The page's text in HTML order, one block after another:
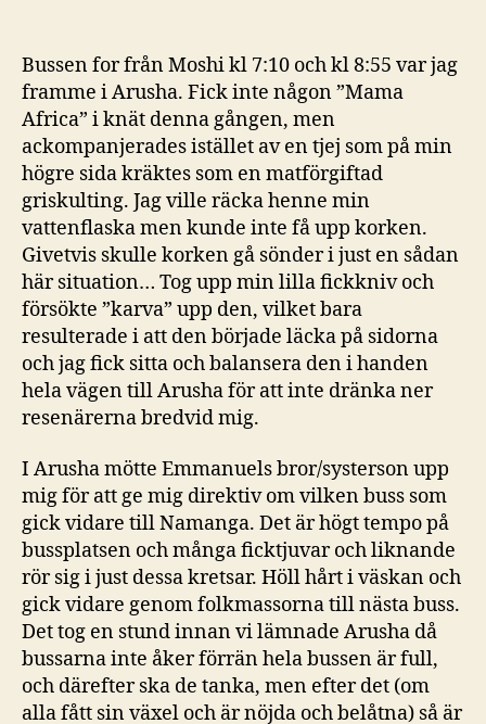
Bussen for från Moshi kl 7:10 och kl 8:55 var jag
framme i Arusha. Fick inte någon ”Mama
Africa” i knät denna gången, men
ackompanjerades istället av en tjej som på min
högre sida kräktes som en matförgiftad
griskulting. Jag ville räcka henne min
vattenflaska men kunde inte få upp korken.
Givetvis skulle korken gå sönder i just en sådan
här situation… Tog upp min lilla fickkniv och
försökte ”karva” upp den, vilket bara
resulterade i att den började läcka på sidorna
och jag fick sitta och balansera den i handen
hela vägen till Arusha för att inte dränka ner
resenärerna bredvid mig.
I Arusha mötte Emmanuels bror/systerson upp
mig för att ge mig direktiv om vilken buss som
gick vidare till Namanga. Det är högt tempo på
bussplatsen och många ficktjuvar och liknande
rör sig i just dessa kretsar. Höll hårt i väskan och
gick vidare genom folkmassorna till nästa buss.
Det tog en stund innan vi lämnade Arusha då
bussarna inte åker förrän hela bussen är full,
och därefter ska de tanka, men efter det (om
alla fått sin växel och är nöjda och belåtna) så är